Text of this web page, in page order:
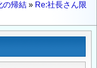
の帰結
Re:社長さん限